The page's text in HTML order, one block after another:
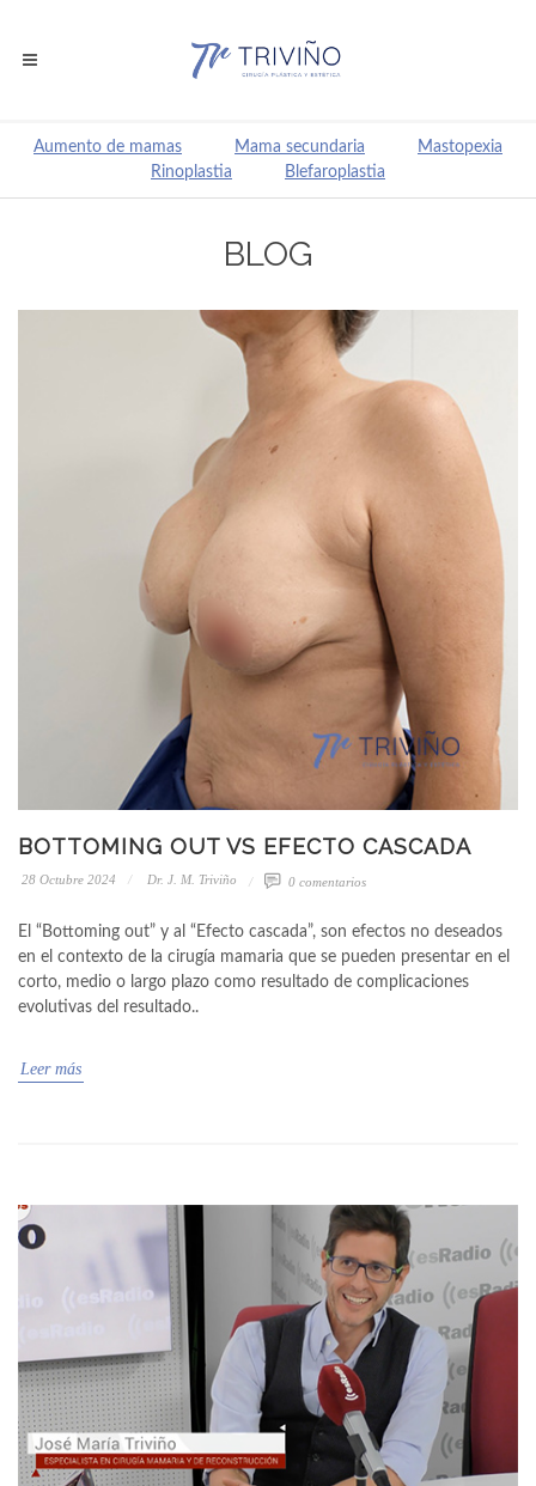
Aumento de mamas Mama secundaria
Mastopexia
Rinoplastia
Blefaroplastia
BLOG
BOTTOMING OUT VS EFECTO CASCADA
28 Octubre 2024 Dr. J. M. Triviño 0 comentarios
El “Bottoming out” y al “Efecto cascada”, son efectos no deseados
en el contexto de la cirugía mamaria que se pueden presentar en el
corto, medio o largo plazo como resultado de complicaciones
evolutivas del resultado..
Leer más